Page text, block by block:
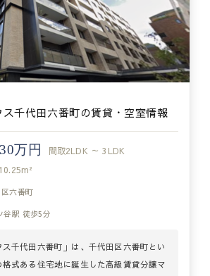
千代田六番町の賃貸・空室情報
万円 間取2LDK ～ 3LDK
六番町
谷駅 徒歩5分
ス千代田六番町」は、千代田区六番町とい
式ある住宅地に誕生した高級賃貸分譲マ